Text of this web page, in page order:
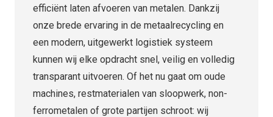
efficiënt laten afvoeren van metalen. Dankzij
onze brede ervaring in de metaalrecycling en
een modern, uitgewerkt logistiek systeem
kunnen wij elke opdracht snel, veilig en volledig
transparant uitvoeren. Of het nu gaat om oude
machines, restmaterialen van sloopwerk, non-
ferrometalen of grote partijen schroot: wij